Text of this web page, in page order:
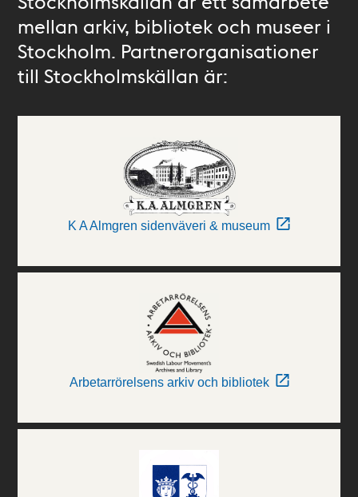
mellan arkiv, bibliotek och museer i
Stockholm. Partnerorganisationer
till Stockholmskällan är:
K A Almgren sidenväveri & museum
Arbetarrörelsens arkiv och bibliotek